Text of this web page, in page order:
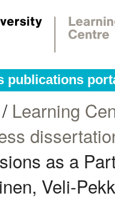
publications
/ Learning
as a
Veli-